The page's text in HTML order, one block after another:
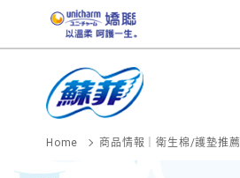
Home 商品情報｜衛生棉/護墊推薦